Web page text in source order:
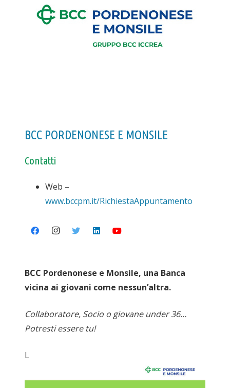
BCC PORDENONESE E MONSILE
Contatti
Web –
www.bccpm.it/RichiestaAppuntamento
BCC Pordenonese e Monsile, una Banca
vicina ai giovani come nessun’altra.
Collaboratore, Socio o giovane under 36…
Potresti essere tu!
L